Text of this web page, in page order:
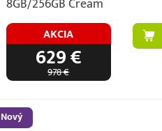
AKCIA
629 €
978 €
Nový